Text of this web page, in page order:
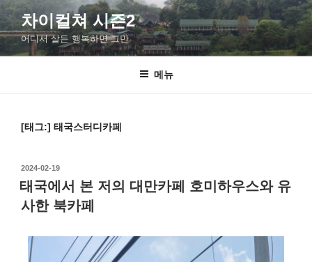
차이컬쳐 시즌2
어디서 살든 행복하면 그만
메뉴
[태그:] 태국스터디카페
2024-02-19
태국에서 본 저의 대만카페 호미하우스와 유
사한 북카페